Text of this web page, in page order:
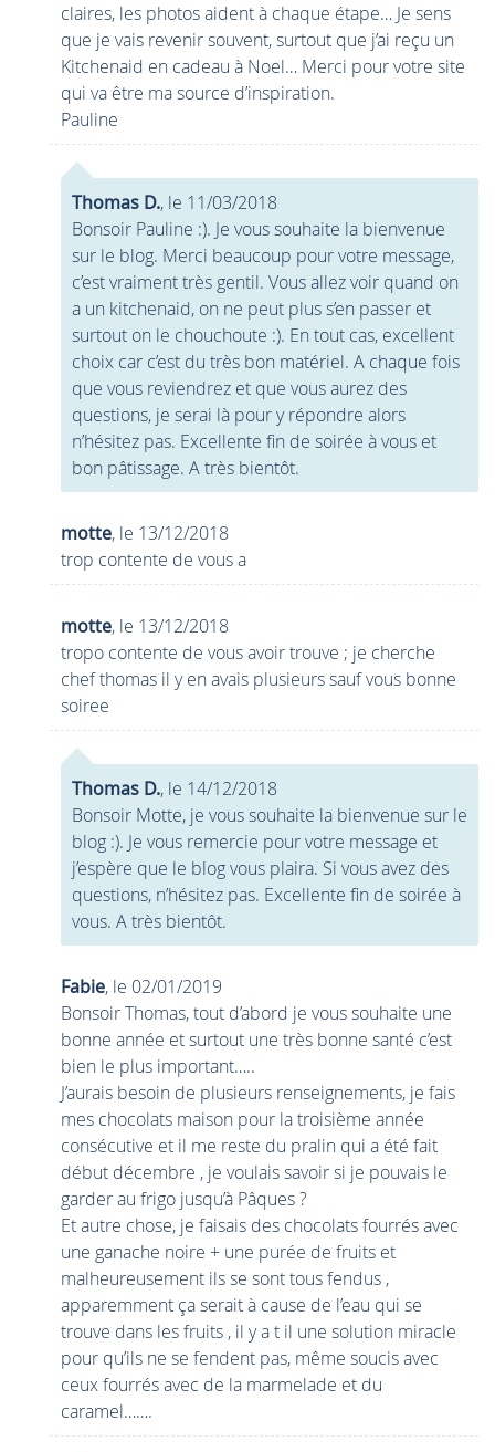
claires, les photos aident à chaque étape… Je sens
que je vais revenir souvent, surtout que j’ai reçu un
Kitchenaid en cadeau à Noel… Merci pour votre site
qui va être ma source d’inspiration.
Pauline
Thomas D., le 11/03/2018
Bonsoir Pauline :). Je vous souhaite la bienvenue
sur le blog. Merci beaucoup pour votre message,
c’est vraiment très gentil. Vous allez voir quand on
a un kitchenaid, on ne peut plus s’en passer et
surtout on le chouchoute :). En tout cas, excellent
choix car c’est du très bon matériel. A chaque fois
que vous reviendrez et que vous aurez des
questions, je serai là pour y répondre alors
n’hésitez pas. Excellente fin de soirée à vous et
bon pâtissage. A très bientôt.
motte, le 13/12/2018
trop contente de vous a
motte, le 13/12/2018
tropo contente de vous avoir trouve ; je cherche
chef thomas il y en avais plusieurs sauf vous bonne
soiree
Thomas D., le 14/12/2018
Bonsoir Motte, je vous souhaite la bienvenue sur le
blog :). Je vous remercie pour votre message et
j’espère que le blog vous plaira. Si vous avez des
questions, n’hésitez pas. Excellente fin de soirée à
vous. A très bientôt.
Fabie, le 02/01/2019
Bonsoir Thomas, tout d’abord je vous souhaite une
bonne année et surtout une très bonne santé c’est
bien le plus important…..
J’aurais besoin de plusieurs renseignements, je fais
mes chocolats maison pour la troisième année
consécutive et il me reste du pralin qui a été fait
début décembre , je voulais savoir si je pouvais le
garder au frigo jusqu’à Pâques ?
Et autre chose, je faisais des chocolats fourrés avec
une ganache noire + une purée de fruits et
malheureusement ils se sont tous fendus ,
apparemment ça serait à cause de l’eau qui se
trouve dans les fruits , il y a t il une solution miracle
pour qu’ils ne se fendent pas, même soucis avec
ceux fourrés avec de la marmelade et du
caramel…….